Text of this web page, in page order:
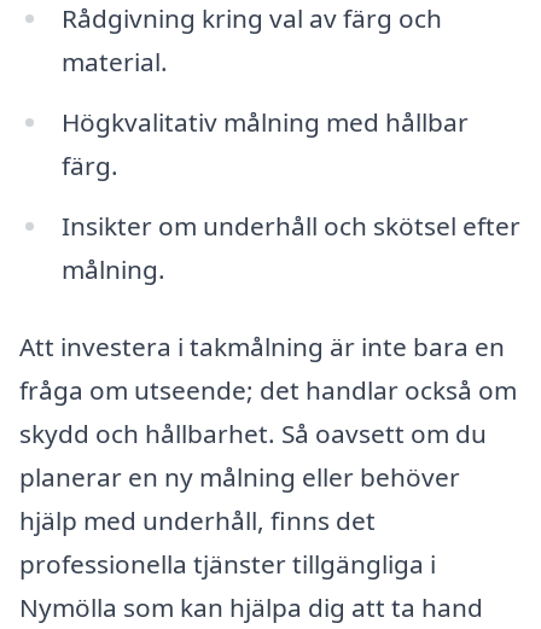
Rådgivning kring val av färg och
material.
Högkvalitativ målning med hållbar
färg.
Insikter om underhåll och skötsel efter
målning.
Att investera i takmålning är inte bara en
fråga om utseende; det handlar också om
skydd och hållbarhet. Så oavsett om du
planerar en ny målning eller behöver
hjälp med underhåll, finns det
professionella tjänster tillgängliga i
Nymölla som kan hjälpa dig att ta hand